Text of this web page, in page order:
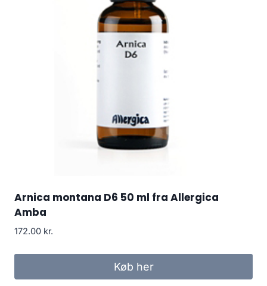
Arnica montana D6 50 ml fra Allergica
Amba
172.00 kr.
Køb her